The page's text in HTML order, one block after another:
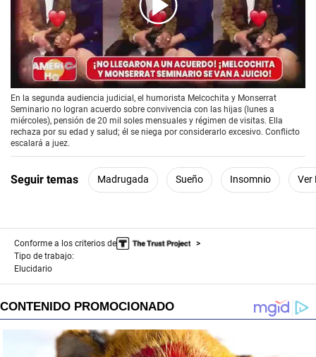
00:00/02:40
En la segunda audiencia judicial, el humorista Melcochita y Monserrat
Seminario no logran acuerdo sobre convivencia con las hijas (lunes a
miércoles), pensión de 20 mil soles mensuales y régimen de visitas. Ella
rechaza por su edad y salud; él se niega por considerarlo excesivo. Conflicto
escalará a juez.
Seguir temas Madrugada Sueño Insomnio Ver
Conforme a los criterios de
Tipo de trabajo:
Elucidario